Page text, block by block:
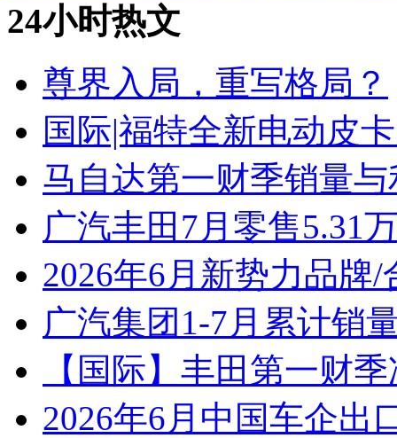
24小时热文
尊界入局，重写格局？
国际|福特全新电动皮
马自达第一财季销量
广汽丰田7月零售5.31
2026年6月新势力品牌
广汽集团1-7月累计销
【国际】丰田第一财
2026年6月中国车企出